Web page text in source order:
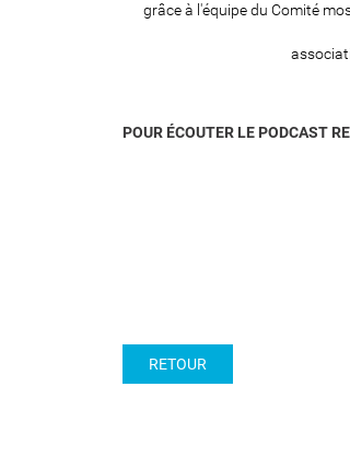
grâce à l'équipe du Comité
POUR ÉCOUTER LE PODCAST
RETOUR